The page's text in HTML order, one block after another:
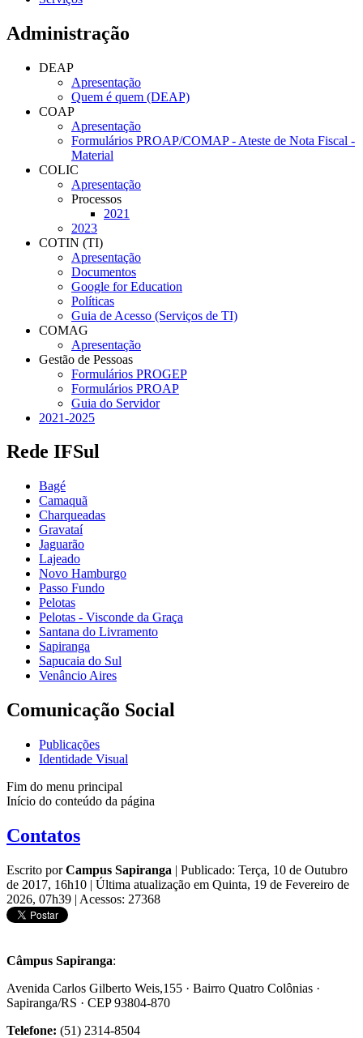
Administração
DEAP
Apresentação
Quem é quem (DEAP)
COAP
Apresentação
Formulários PROAP/COMAP - Ateste de Nota Fiscal -
Material
COLIC
Apresentação
Processos
2021
2023
COTIN (TI)
Apresentação
Documentos
Google for Education
Políticas
Guia de Acesso (Serviços de TI)
COMAG
Apresentação
Gestão de Pessoas
Formulários PROGEP
Formulários PROAP
Guia do Servidor
2021-2025
Rede IFSul
Bagé
Camaquã
Charqueadas
Gravataí
Jaguarão
Lajeado
Novo Hamburgo
Passo Fundo
Pelotas
Pelotas - Visconde da Graça
Santana do Livramento
Sapiranga
Sapucaia do Sul
Venâncio Aires
Comunicação Social
Publicações
Identidade Visual
Fim do menu principal
Início do conteúdo da página
Contatos
Escrito porCampus Sapiranga | Publicado: Terça, 10 de Outubro
de 2017, 16h10 | Última atualização em Quinta, 19 de Fevereiro de
2026, 07h39 | Acessos: 27368
Câmpus Sapiranga:
Avenida Carlos Gilberto Weis,155 · Bairro Quatro Colônias ·
Sapiranga/RS · CEP 93804-870
Telefone: (51) 2314-8504